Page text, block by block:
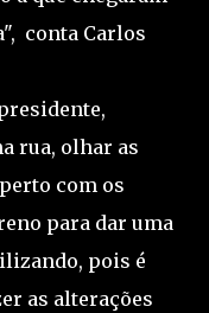
conta Carlos
rua, olhar as
com os
para dar uma
pois é
as alterações